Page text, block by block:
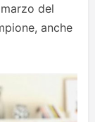
del
anche